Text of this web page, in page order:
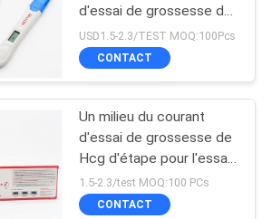
d'essai de grossesse de
la CE ANVISA de
10mIU/mL 510k
USD1.5-2.3/TEST MOQ:100Pcs
CONTACT
Un milieu du courant
d'essai de grossesse de
Hcg d'étape pour l'essai
précis
1.5-2.3/test MOQ:100 PCs
CONTACT